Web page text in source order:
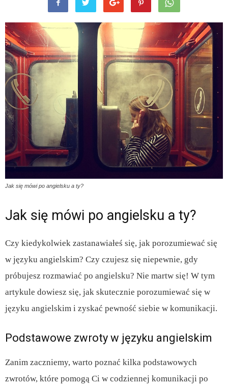
Jak się mówi po angielsku a ty?
Jak się mówi po angielsku a ty?
Czy kiedykolwiek zastanawiałeś się, jak porozumiewać się
w języku angielskim? Czy czujesz się niepewnie, gdy
próbujesz rozmawiać po angielsku? Nie martw się! W tym
artykule dowiesz się, jak skutecznie porozumiewać się w
języku angielskim i zyskać pewność siebie w komunikacji.
Podstawowe zwroty w języku angielskim
Zanim zaczniemy, warto poznać kilka podstawowych
zwrotów, które pomogą Ci w codziennej komunikacji po